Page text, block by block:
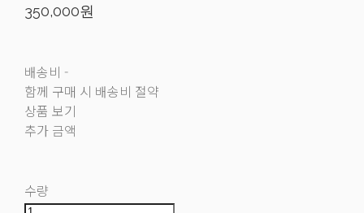
350,000원
배송비 -
함께 구매 시 배송비 절약
상품 보기
추가 금액
수량